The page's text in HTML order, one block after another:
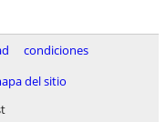
condiciones
del sitio